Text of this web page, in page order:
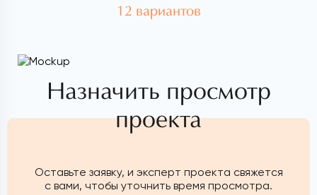
12 вариантов
Назначить просмотр
проекта
Оставьте заявку, и эксперт проекта свяжется
с вами, чтобы уточнить время просмотра.